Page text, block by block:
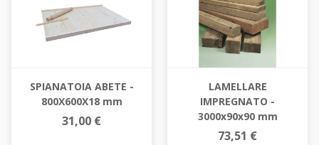
SPIANATOIA ABETE -
800X600X18 mm
31,00 €
LAMELLARE
IMPREGNATO -
3000x90x90 mm
73,51 €